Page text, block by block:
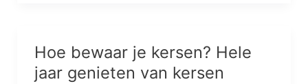
Hoe bewaar je kersen? Hele
jaar genieten van kersen
Hoe
bewaar